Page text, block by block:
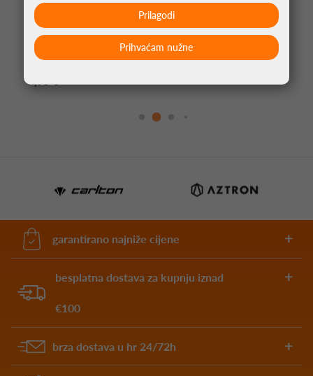
PIKADO NASTAVAK CLIC CRNA
4,95 €
garantirano najniže cijene
besplatna dostava za kupnju iznad
€100
brza dostava u hr 24/72h
Prihvaćam nužne
Prilagodi